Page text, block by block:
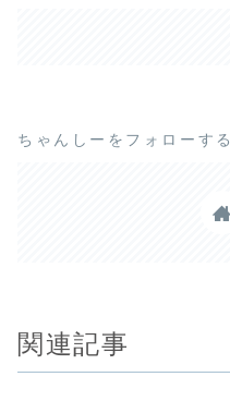
ちゃんしーをフォローする
関連記事